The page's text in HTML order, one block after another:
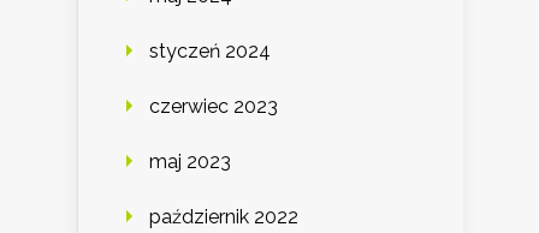
styczeń 2024
czerwiec 2023
maj 2023
październik 2022